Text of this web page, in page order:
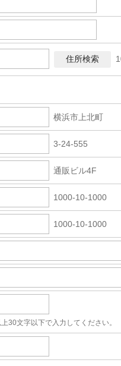
横浜市上北町
3-24-555
通販ビル4F
1000-10-1000
1000-10-1000
30文字以下で入力してください。